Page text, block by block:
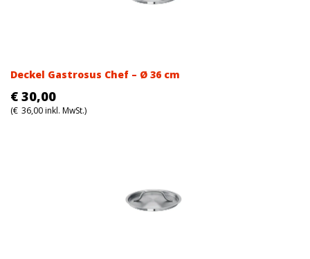
Deckel Gastrosus Chef – Ø 36 cm
€ 30,00
(€ 36,00inkl. MwSt.)